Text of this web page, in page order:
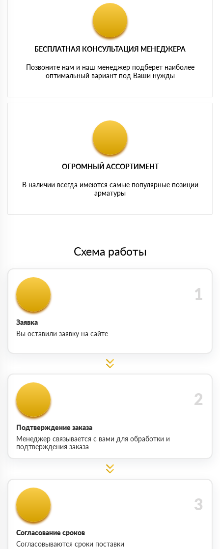
БЕСПЛАТНАЯ КОНСУЛЬТАЦИЯ МЕНЕДЖЕРА
Позвоните нам и наш менеджер подберет наиболее
оптимальный вариант под Ваши нужды
ОГРОМНЫЙ АССОРТИМЕНТ
В наличии всегда имеются самые популярные позиции
арматуры
Схема работы
Заявка
Вы оставили заявку на сайте
Подтверждение заказа
Менеджер связывается с вами для обработки и
подтверждения заказа
Согласование сроков
Согласовываются сроки поставки